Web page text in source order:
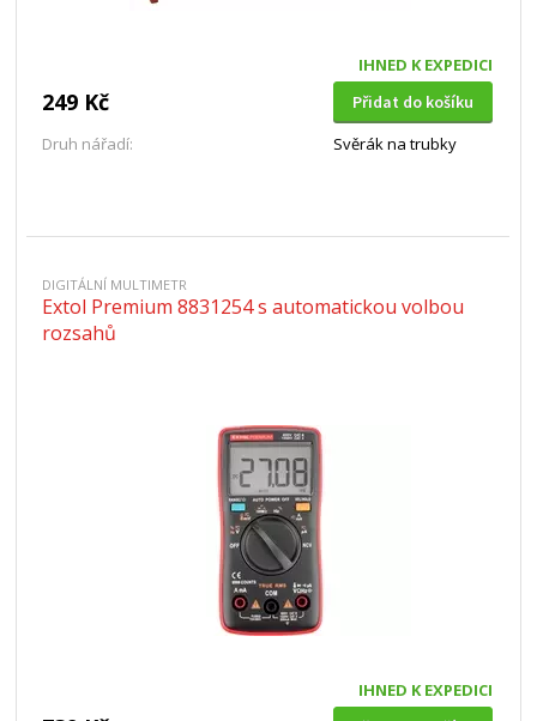
IHNED K EXPEDICI
249 Kč
Přidat do košíku
Druh nářadí:
Svěrák na trubky
DIGITÁLNÍ MULTIMETR
Extol Premium 8831254 s automatickou volbou
rozsahů
IHNED K EXPEDICI